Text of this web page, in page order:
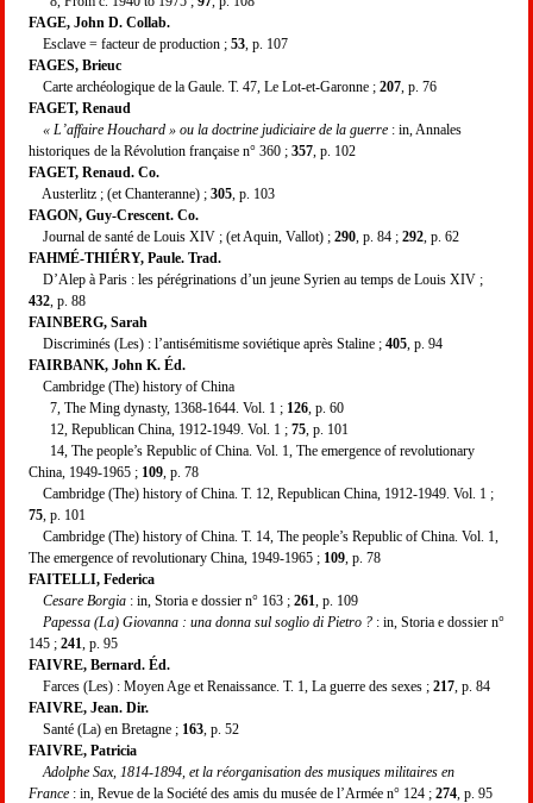
FAGE, John D. Collab.
Esclave = facteur de production ; 53 , p. 107
FAGES, Brieuc
Carte archéologique de la Gaule. T. 47, Le Lot-et-Garonne ; 207 , p. 76
FAGET, Renaud
« L’affaire Houchard » ou la doctrine judiciaire de la guerre : in, Annales
historiques de la Révolution française n° 360 ; 357 , p. 102
FAGET, Renaud. Co.
Austerlitz ; (et Chanteranne) ; 305 , p. 103
FAGON, Guy-Crescent. Co.
Journal de santé de Louis XIV ; (et Aquin, Vallot) ; 290 , p. 84 ; 292 , p. 62
FAHMÉ-THIÉRY, Paule. Trad.
D’Alep à Paris : les pérégrinations d’un jeune Syrien au temps de Louis XIV ;
432 , p. 88
FAINBERG, Sarah
Discriminés (Les) : l’antisémitisme soviétique après Staline ; 405 , p. 94
FAIRBANK, John K. Éd.
Cambridge (The) history of China
7, The Ming dynasty, 1368-1644. Vol. 1 ; 126 , p. 60
12, Republican China, 1912-1949. Vol. 1 ; 75 , p. 101
14, The people’s Republic of China. Vol. 1, The emergence of revolutionary
China, 1949-1965 ; 109 , p. 78
Cambridge (The) history of China. T. 12, Republican China, 1912-1949. Vol. 1 ;
75 , p. 101
Cambridge (The) history of China. T. 14, The people’s Republic of China. Vol. 1,
The emergence of revolutionary China, 1949-1965 ; 109 , p. 78
FAITELLI, Federica
Cesare Borgia : in, Storia e dossier n° 163 ; 261 , p. 109
Papessa (La) Giovanna : una donna sul soglio di Pietro ? : in, Storia e dossier n°
145 ; 241 , p. 95
FAIVRE, Bernard. Éd.
Farces (Les) : Moyen Age et Renaissance. T. 1, La guerre des sexes ; 217 , p. 84
FAIVRE, Jean. Dir.
Santé (La) en Bretagne ; 163 , p. 52
FAIVRE, Patricia
Adolphe Sax, 1814-1894, et la réorganisation des musiques militaires en
France : in, Revue de la Société des amis du musée de l’Armée n° 124 ; 274 , p. 95